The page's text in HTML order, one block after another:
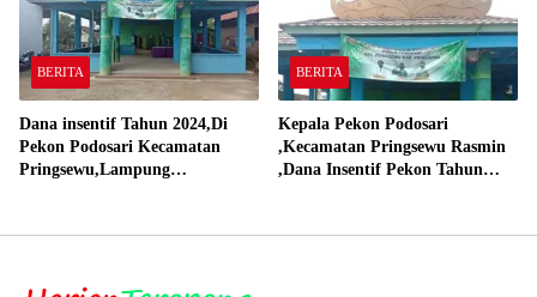
BERITA
Dana insentif Tahun 2024,Di
Pekon Podosari Kecamatan
Pringsewu,Lampung
BERITA
Kepala Pekon Podosari
,Kecamatan Pringsewu Rasmin
,Dana Insentif Pekon Tahun